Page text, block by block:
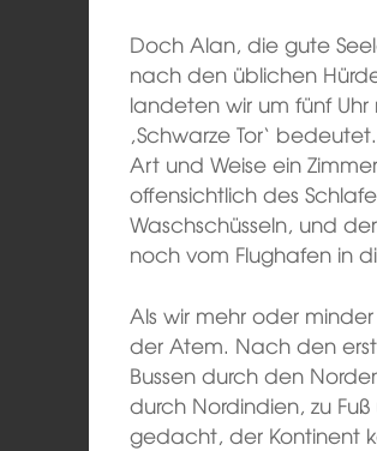
Doch Alan, die gute
nach den üblichen
landeten wir um fünf Uhr
‚Schwarze Tor‘
Art und Weise ein
offensichtlich des
Waschschüsseln, und
noch vom Flughafen in
Als wir mehr oder
der Atem. Nach den
Bussen durch den
durch Nordindien, zu
gedacht, der Kontinent